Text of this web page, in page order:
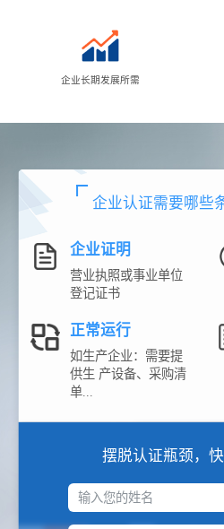
企业长期发展所需
企业认证需要哪些
企业证明
营业执照或事业单位
登记证书
正常运行
如生产企业：需要提
供生 产设备、采购清
单...
摆脱认证瓶颈，
输入您的姓名